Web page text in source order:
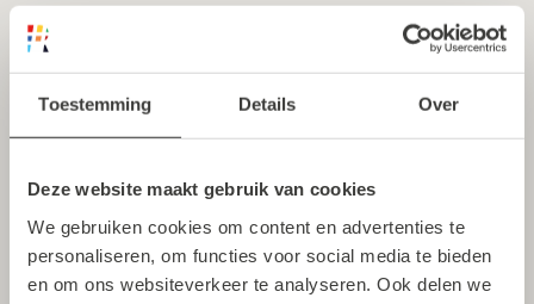
Toestemming Details Over
Deze website maakt gebruik van cookies
We gebruiken cookies om content en advertenties te
personaliseren, om functies voor social media te bieden
en om ons websiteverkeer te analyseren. Ook delen we